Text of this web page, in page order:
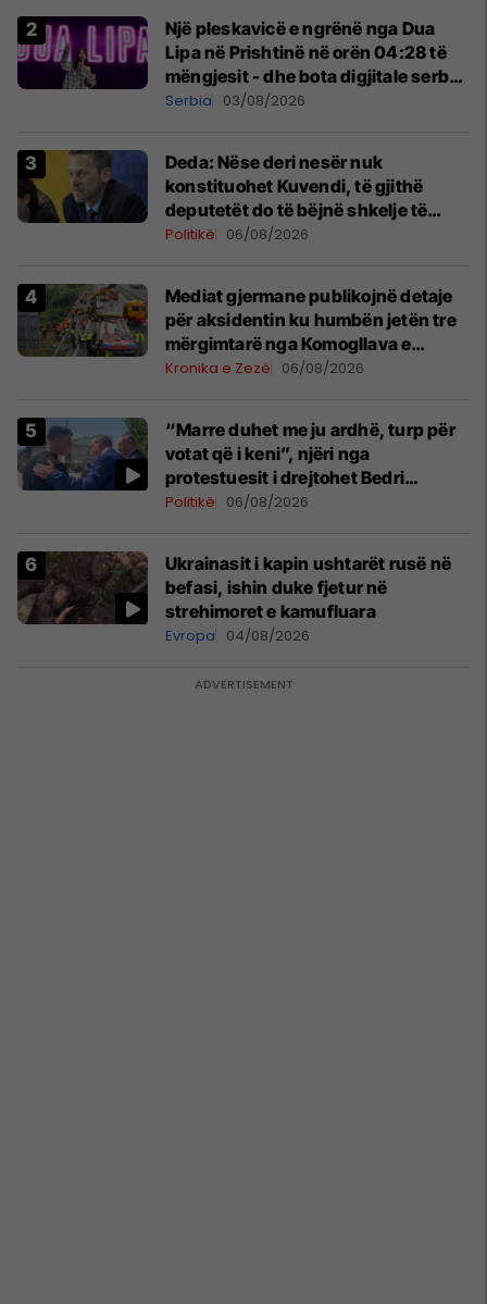
Një pleskavicë e ngrënë nga Dua
Lipa në Prishtinë në orën 04:28 të
mëngjesit - dhe bota digjitale serbe
shpall gjendjen e luftës
Serbia 03/08/2026
Deda: Nëse deri nesër nuk
konstituohet Kuvendi, të gjithë
deputetët do të bëjnë shkelje të
rëndë kushtetuese
Politikë 06/08/2026
Mediat gjermane publikojnë detaje
për aksidentin ku humbën jetën tre
mërgimtarë nga Komogllava e
Ferizajt
Kronika e Zezë 06/08/2026
“Marre duhet me ju ardhë, turp për
votat që i keni”, njëri nga
protestuesit i drejtohet Bedri
Hamzës
Politikë 06/08/2026
Ukrainasit i kapin ushtarët rusë në
befasi, ishin duke fjetur në
strehimoret e kamufluara
Evropa 04/08/2026